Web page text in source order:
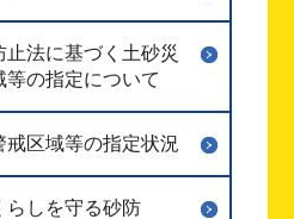
止法に基づく土砂災
等の指定について
戒区域等の指定状況
らしを守る砂防